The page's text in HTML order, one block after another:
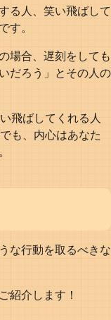
る人、笑い飛ばして
す。
場合、遅刻をしても
だろう」とその人の
飛ばしてくれる人
も、内心はあなた
な行動を取るべきな
紹介します！